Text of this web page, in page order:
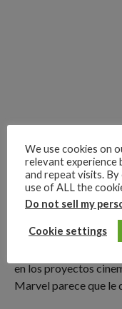
en los proyectos
Marvel parece que le
We use cookies on
relevant experience
and repeat visits. By
use of ALL the
Do not sell my
Cookie settings